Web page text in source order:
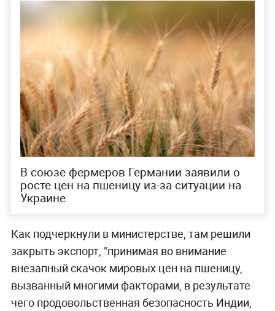
В союзе фермеров Германии заявили о
росте цен на пшеницу из-за ситуации на
Украине
Как подчеркнули в министерстве, там решили
закрыть экспорт, "принимая во внимание
внезапный скачок мировых цен на пшеницу,
вызванный многими факторами, в результате
чего продовольственная безопасность Индии,